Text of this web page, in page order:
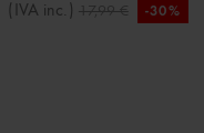
(IVA inc.) 17,99 € -30%